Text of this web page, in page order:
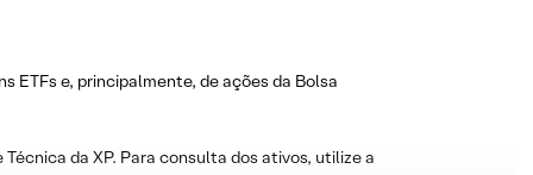
ETFs e, principalmente, de ações da Bolsa
da XP. Para consulta dos ativos, utilize a